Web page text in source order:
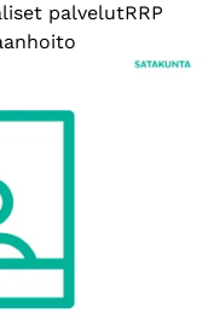
palvelutRRP